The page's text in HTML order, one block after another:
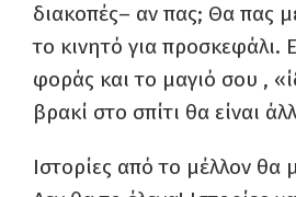
διακοπές– αν πας; Θα πας
το κινητό για προσκεφάλι.
φοράς και το μαγιό σου ,
βρακί στο σπίτι θα είναι
Ιστορίες από το μέλλον θα